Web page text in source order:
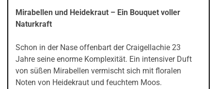
Mirabellen und Heidekraut – Ein Bouquet voller
Naturkraft
Schon in der Nase offenbart der Craigellachie 23
Jahre seine enorme Komplexität. Ein intensiver Duft
von süßen Mirabellen vermischt sich mit floralen
Noten von Heidekraut und feuchtem Moos.